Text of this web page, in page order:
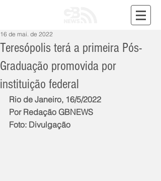
Teresópolis terá a primeira Pós-
Graduação promovida por
instituição federal
16 de mai. de 2022
Rio de Janeiro, 16/5/2022
Por Redação GBNEWS
Foto: Divulgação